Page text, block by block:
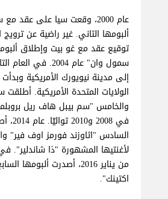
عام 2000، وقعت سيا على
ألبومها الثاني. غير راضية عن ترويج
توقيع عقد مع غو بيت وإطلاق
سمول وان" عام 2004.
إلى مدينة نيويورك الأمريكية
الولايات المتحدة الأمريكية. أطلقت
والخامس "سم بيبل هاف ريل
في 2008
السادس "اثاوزند فورمز اوف فير"
لأغنتيها المشهورة "ذا شاندلير".
من يناير 2016، أصدرت
اكتينك".